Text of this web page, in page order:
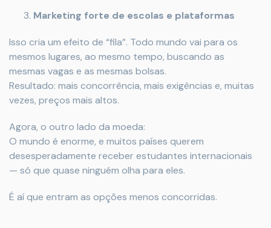
Marketing forte de escolas e plataformas
Isso cria um efeito de “fila”. Todo mundo vai para os
mesmos lugares, ao mesmo tempo, buscando as
mesmas vagas e as mesmas bolsas.
Resultado: mais concorrência, mais exigências e, muitas
vezes, preços mais altos.
Agora, o outro lado da moeda:
O mundo é enorme, e muitos países querem
desesperadamente receber estudantes internacionais
— só que quase ninguém olha para eles.
É aí que entram as opções menos concorridas.